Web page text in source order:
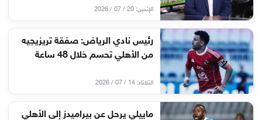
الإثنين: 20 / 07 / 2026
رئيس نادي الرياض: صفقة تريزيجيه
من الأهلي تحسم خلال 48 ساعة
الثلاثاء: 14 / 07 / 2026
ماييلي يرحل عن بيراميدز إلى الأهلي